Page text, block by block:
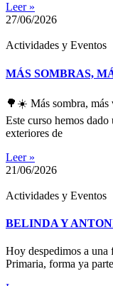
Leer »
27/06/2026
Actividades y Eventos
MÁS SOMBRAS,
🌳☀️ Más sombra, más
Este curso hemos
exteriores de
Leer »
21/06/2026
Actividades y Eventos
BELINDA Y
Hoy despedimos a una
Primaria, forma ya